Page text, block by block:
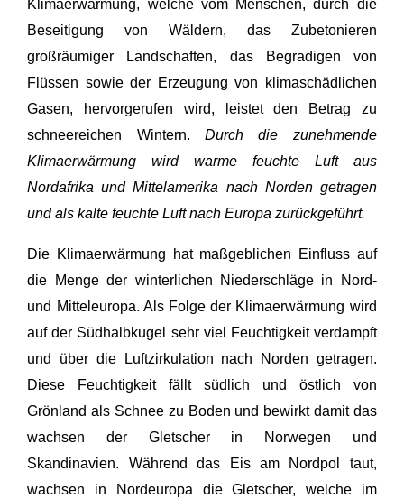
Klimaerwärmung, welche vom Menschen, durch die
Beseitigung von Wäldern, das Zubetonieren
großräumiger Landschaften, das Begradigen von
Flüssen sowie der Erzeugung von klimaschädlichen
Gasen, hervorgerufen wird, leistet den Betrag zu
schneereichen Wintern. Durch die zunehmende
Klimaerwärmung wird warme feuchte Luft aus
Nordafrika und Mittelamerika nach Norden getragen
und als kalte feuchte Luft nach Europa zurückgeführt.
Die Klimaerwärmung hat maßgeblichen Einfluss auf
die Menge der winterlichen Niederschläge in Nord-
und Mitteleuropa. Als Folge der Klimaerwärmung wird
auf der Südhalbkugel sehr viel Feuchtigkeit verdampft
und über die Luftzirkulation nach Norden getragen.
Diese Feuchtigkeit fällt südlich und östlich von
Grönland als Schnee zu Boden und bewirkt damit das
wachsen der Gletscher in Norwegen und
Skandinavien. Während das Eis am Nordpol taut,
wachsen in Nordeuropa die Gletscher, welche im